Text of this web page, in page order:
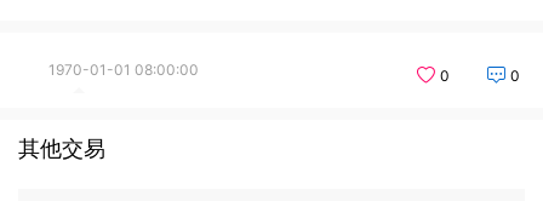
1970-01-01 08:00:00 0 0
其他交易